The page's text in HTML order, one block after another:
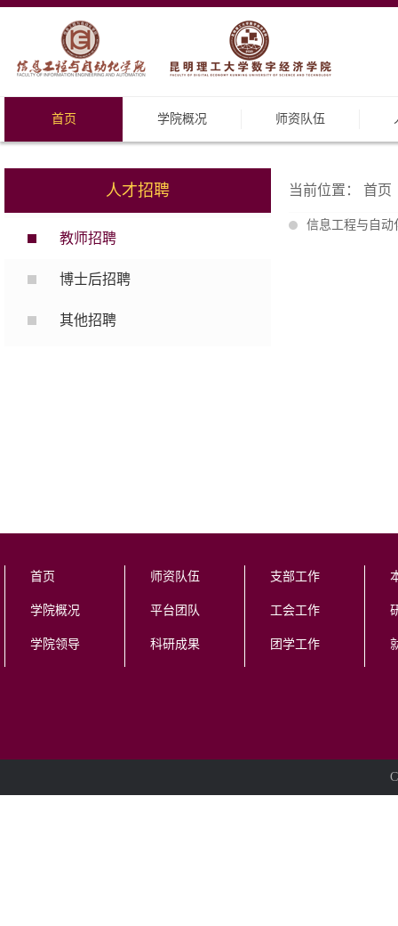
首页 学院概况 师资队伍
人才招聘
教师招聘
博士后招聘
其他招聘
当前位置： 首页
信息工程与自动
首页
学院概况
学院领导
师资队伍
平台团队
科研成果
支部工作
工会工作
团学工作